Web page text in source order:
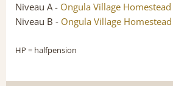
Niveau A - Ongula Village Homestead
Niveau B - Ongula Village Homestead
HP = halfpension